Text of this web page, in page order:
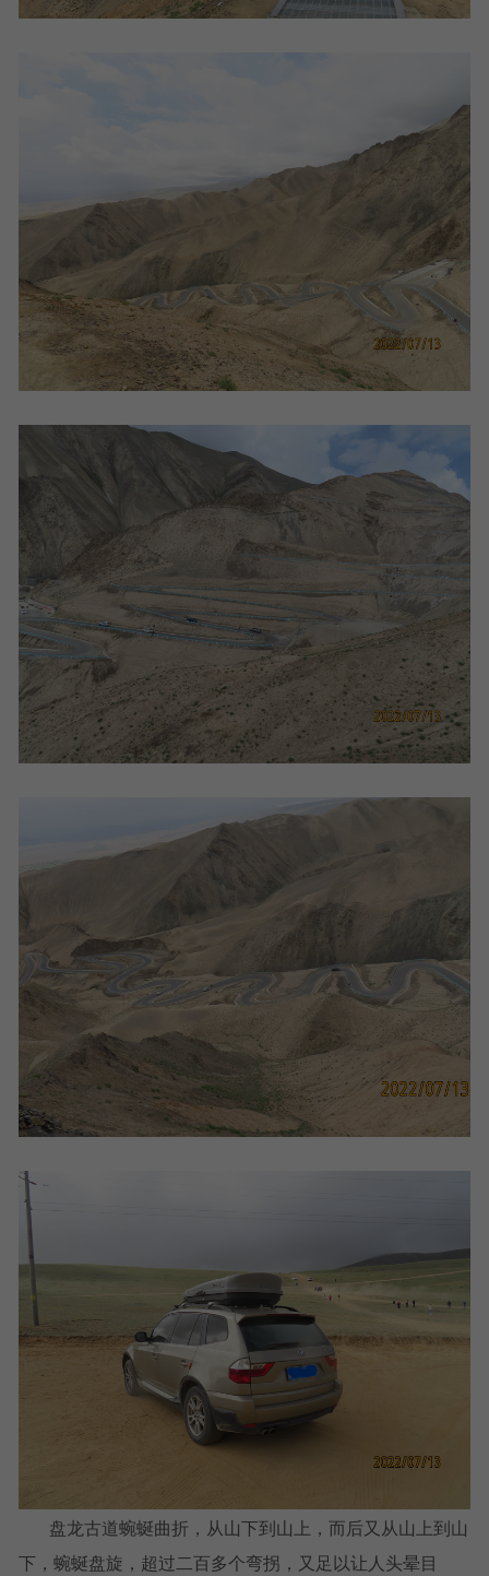
盘龙古道蜿蜒曲折，从山下到山上，而后又从山上到山
下，蜿蜒盘旋，超过二百多个弯拐，又足以让人头晕目